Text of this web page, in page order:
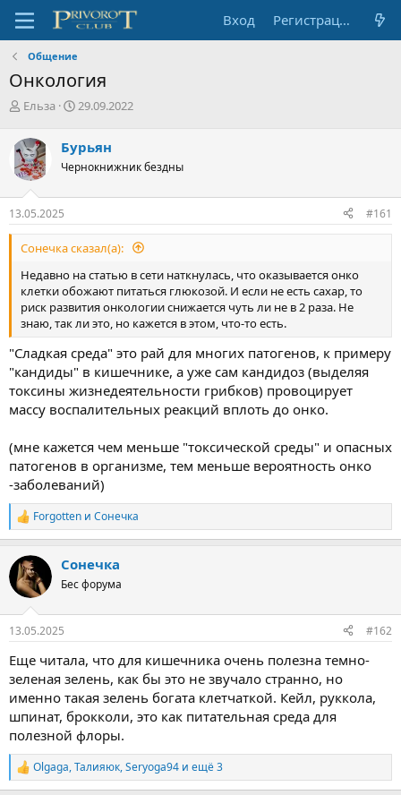
Вход Регистрация
Общение
Онкология
А
т
о
р
т
е
м
ы
Ельза
Д
а
н
ч
л
а
29.09.2022
Бурьян
Чернокнижник бездны
13.05.2025 #161
Сонечка сказал(а):
Недавно на статью в сети наткнулась, что оказывается онко
клетки обожают питаться глюкозой. И если не есть сахар, то
риск развития онкологии снижается чуть ли не в 2 раза. Не
знаю, так ли это, но кажется в этом, что-то есть.
"Сладкая среда" это рай для многих патогенов, к примеру
"кандиды" в кишечнике, а уже сам кандидоз (выделяя
токсины жизнедеятельности грибков) провоцирует
массу воспалительных реакций вплоть до онко.
(мне кажется чем меньше "токсической среды" и опасных
патогенов в организме, тем меньше вероятность онко
-заболеваний)
Р
е
к
ц
и
Forgotten и Сонечка
Сонечка
Бес форума
13.05.2025 #162
Еще читала, что для кишечника очень полезна темно-
зеленая зелень, как бы это не звучало странно, но
именно такая зелень богата клетчаткой. Кейл, руккола,
шпинат, брокколи, это как питательная среда для
полезной флоры.
Р
е
Olgaga,Талияюк,Seryoga94 и ещё 3